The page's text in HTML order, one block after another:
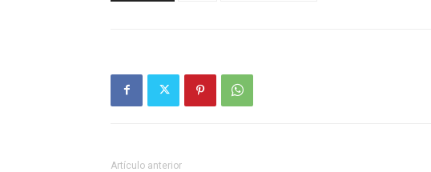
Artículo anterior